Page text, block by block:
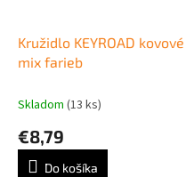
Kružidlo KEYROAD kovové
mix farieb
Skladom (13 ks)
€8,79
Do košíka